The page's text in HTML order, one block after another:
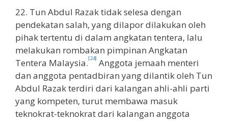
22. Tun Abdul Razak tidak selesa dengan
pendekatan salah, yang dilapor dilakukan oleh
pihak tertentu di dalam angkatan tentera, lalu
melakukan rombakan pimpinan Angkatan
Tentera Malaysia.[24] Anggota jemaah menteri
dan anggota pentadbiran yang dilantik oleh Tun
Abdul Razak terdiri dari kalangan ahli-ahli parti
yang kompeten, turut membawa masuk
teknokrat-teknokrat dari kalangan anggota